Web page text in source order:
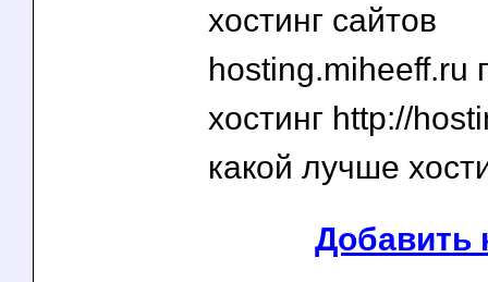
хостинг сайтов
hosting.miheeff.ru
хостинг http://
какой лучше
Добавить